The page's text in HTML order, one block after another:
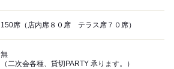
150席（店内席８０席 テラス席７０席）
無
（二次会各種、貸切PARTY 承ります。）